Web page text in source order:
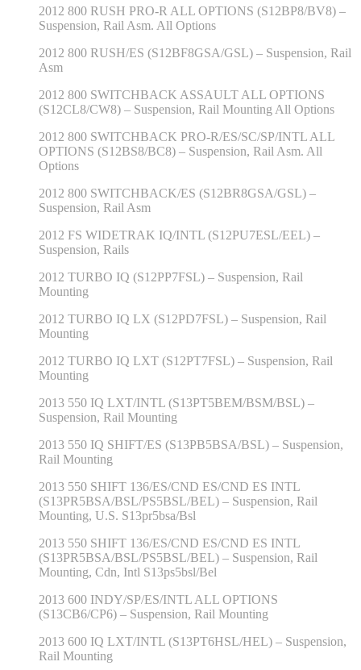
2012 800 RUSH PRO-R ALL OPTIONS (S12BP8/BV8) –
Suspension, Rail Asm. All Options
2012 800 RUSH/ES (S12BF8GSA/GSL) – Suspension, Rail
Asm
2012 800 SWITCHBACK ASSAULT ALL OPTIONS
(S12CL8/CW8) – Suspension, Rail Mounting All Options
2012 800 SWITCHBACK PRO-R/ES/SC/SP/INTL ALL
OPTIONS (S12BS8/BC8) – Suspension, Rail Asm. All
Options
2012 800 SWITCHBACK/ES (S12BR8GSA/GSL) –
Suspension, Rail Asm
2012 FS WIDETRAK IQ/INTL (S12PU7ESL/EEL) –
Suspension, Rails
2012 TURBO IQ (S12PP7FSL) – Suspension, Rail
Mounting
2012 TURBO IQ LX (S12PD7FSL) – Suspension, Rail
Mounting
2012 TURBO IQ LXT (S12PT7FSL) – Suspension, Rail
Mounting
2013 550 IQ LXT/INTL (S13PT5BEM/BSM/BSL) –
Suspension, Rail Mounting
2013 550 IQ SHIFT/ES (S13PB5BSA/BSL) – Suspension,
Rail Mounting
2013 550 SHIFT 136/ES/CND ES/CND ES INTL
(S13PR5BSA/BSL/PS5BSL/BEL) – Suspension, Rail
Mounting, U.S. S13pr5bsa/Bsl
2013 550 SHIFT 136/ES/CND ES/CND ES INTL
(S13PR5BSA/BSL/PS5BSL/BEL) – Suspension, Rail
Mounting, Cdn, Intl S13ps5bsl/Bel
2013 600 INDY/SP/ES/INTL ALL OPTIONS
(S13CB6/CP6) – Suspension, Rail Mounting
2013 600 IQ LXT/INTL (S13PT6HSL/HEL) – Suspension,
Rail Mounting